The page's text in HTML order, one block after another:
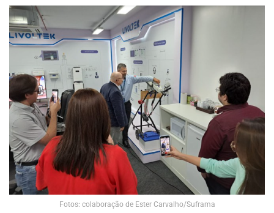
Fotos: colaboração de Ester Carvalho/Suframa